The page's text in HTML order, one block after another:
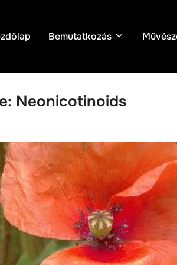
Bemutatkozás
Neonicotinoids